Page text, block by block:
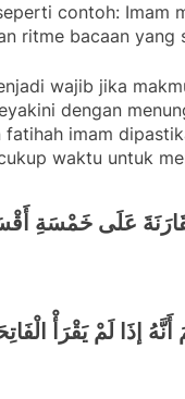
contoh: Imam
ritme bacaan yang
wajib jika
dengan
fatihah imam
waktu untuk
عَلَى خَمْسَةِ
إذَا لَمْ يَقْرَأْ